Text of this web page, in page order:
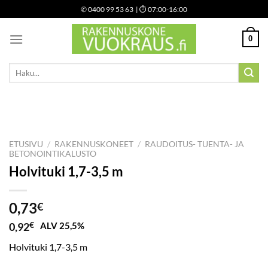
to
content
✆0400 99 53 63 | ⏱ 07:00-16:00
0
Etsi:
ETUSIVU / RAKENNUSKONEET / RAUDOITUS- TUENTA- JA
BETONOINTIKALUSTO
Holvituki 1,7-3,5 m
0,73€
0,92€ ALV 25,5%
Holvituki 1,7-3,5 m